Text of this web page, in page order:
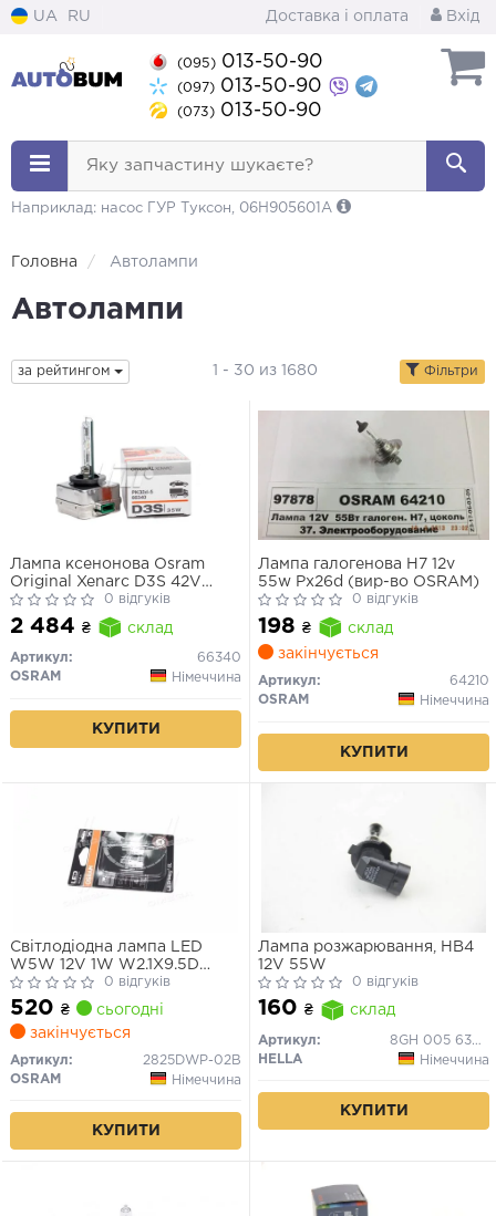
UA RU Доставка і оплата Вхід
(095) 013-50-90
(097) 013-50-90
(073) 013-50-90
Яку запчастину шукаєте?
Наприклад: насос ГУР Туксон, 06H905601A
Головна Автолампи
Автолампи
за рейтингом 1 - 30 из 1680 Фільтри
Лампа ксенонова Osram
Original Xenarc D3S 42V
35W
0 відгуків
2 484 ₴ склад
Артикул:
66340
OSRAM
Німеччина
КУПИТИ
Лампа галогенова H7 12v
55w Px26d (вир-во OSRAM)
0 відгуків
198 ₴
склад
закінчується
Артикул:
64210
OSRAM
Німеччина
КУПИТИ
Світлодіодна лампа LED
W5W 12V 1W W2.1X9.5D
LEDriving SL (blister 2шт)
(вир-во OSRAM)
0 відгуків
520 ₴
сьогодні
закінчується
Артикул:
2825DWP-02B
OSRAM
Німеччина
КУПИТИ
Лампа розжарювання, HB4
12V 55W
0 відгуків
160 ₴ склад
Артикул:
8GH 005 636-121
HELLA
Німеччина
КУПИТИ